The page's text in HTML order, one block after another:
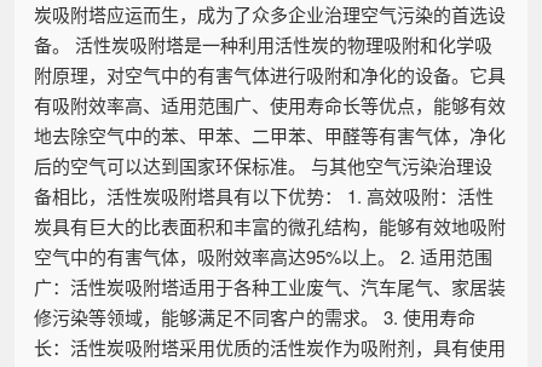
炭吸附塔应运而生，成为了众多企业治理空气污染的首选设
备。 活性炭吸附塔是一种利用活性炭的物理吸附和化学吸
附原理，对空气中的有害气体进行吸附和净化的设备。它具
有吸附效率高、适用范围广、使用寿命长等优点，能够有效
地去除空气中的苯、甲苯、二甲苯、甲醛等有害气体，净化
后的空气可以达到国家环保标准。 与其他空气污染治理设
备相比，活性炭吸附塔具有以下优势： 1. 高效吸附：活性
炭具有巨大的比表面积和丰富的微孔结构，能够有效地吸附
空气中的有害气体，吸附效率高达95%以上。 2. 适用范围
广：活性炭吸附塔适用于各种工业废气、汽车尾气、家居装
修污染等领域，能够满足不同客户的需求。 3. 使用寿命
长：活性炭吸附塔采用优质的活性炭作为吸附剂，具有使用